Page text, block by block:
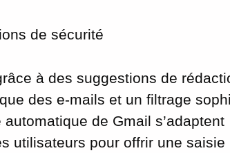
de sécurité
à des suggestions de
des e-mails et un filtrage
de Gmail s’adaptent
utilisateurs pour offrir une saisie